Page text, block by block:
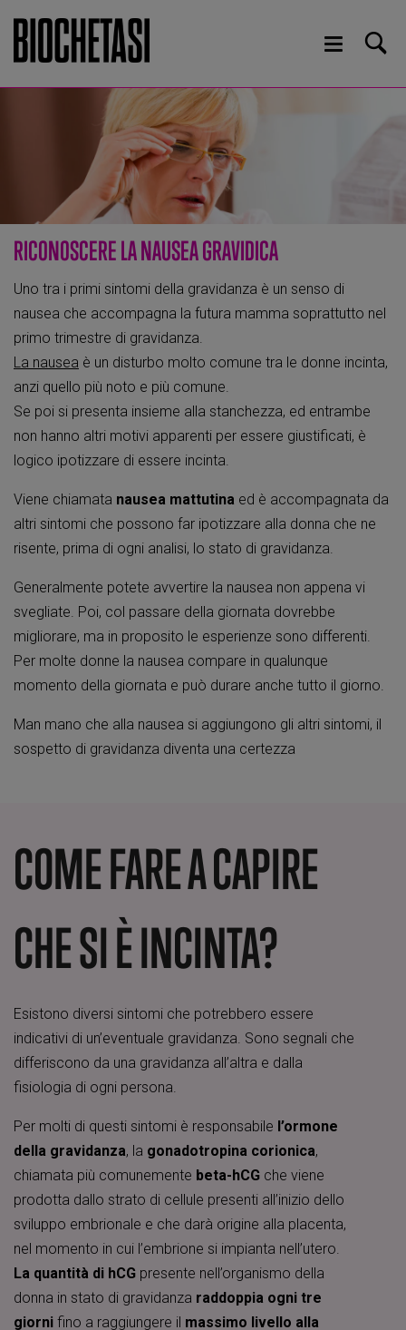
RICONOSCERE LA NAUSEA GRAVIDICA
Uno tra i primi sintomi della gravidanza è un senso di
nausea che accompagna la futura mamma soprattutto nel
primo trimestre di gravidanza.
La nausea è un disturbo molto comune tra le donne incinta,
anzi quello più noto e più comune.
Se poi si presenta insieme alla stanchezza, ed entrambe
non hanno altri motivi apparenti per essere giustificati, è
logico ipotizzare di essere incinta.
Viene chiamata nausea mattutina ed è accompagnata da
altri sintomi che possono far ipotizzare alla donna che ne
risente, prima di ogni analisi, lo stato di gravidanza.
Generalmente potete avvertire la nausea non appena vi
svegliate. Poi, col passare della giornata dovrebbe
migliorare, ma in proposito le esperienze sono differenti.
Per molte donne la nausea compare in qualunque
momento della giornata e può durare anche tutto il giorno.
Man mano che alla nausea si aggiungono gli altri sintomi, il
sospetto di gravidanza diventa una certezza
COME FARE A CAPIRE
CHE SI È INCINTA?
Esistono diversi sintomi che potrebbero essere
indicativi di un’eventuale gravidanza. Sono segnali che
differiscono da una gravidanza all’altra e dalla
fisiologia di ogni persona.
Per molti di questi sintomi è responsabile l’ormone
della gravidanza, la gonadotropina corionica,
chiamata più comunemente beta-hCG che viene
prodotta dallo strato di cellule presenti all’inizio dello
sviluppo embrionale e che darà origine alla placenta,
nel momento in cui l’embrione si impianta nell’utero.
La quantità di hCG presente nell’organismo della
donna in stato di gravidanza raddoppia ogni tre
giorni fino a raggiungere il massimo livello alla